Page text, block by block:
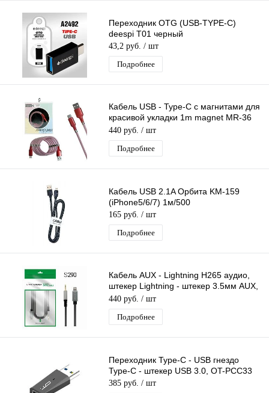
Переходник OTG (USB-TYPE-C)
deespi T01 черный
43,2 руб. / шт
Подробнее
Кабель USB - Type-C с магнитами для
красивой укладки 1m magnet MR-36
RED красный
440 руб. / шт
Подробнее
Кабель USB 2.1A Орбита KM-159
(iPhone5/6/7) 1м/500
165 руб. / шт
Подробнее
Кабель AUX - Lightning H265 аудио,
штекер Lightning - штекер 3.5мм AUX,
(Lightning-П на AUX-П)
440 руб. / шт
Подробнее
Переходник Type-C - USB гнездо
Type-C - штекер USB 3.0, OT-PCC33
385 руб. / шт